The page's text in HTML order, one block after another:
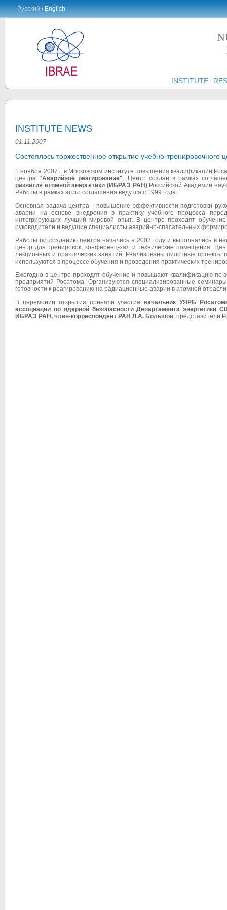
Русский/ English
INSTITUTE
INSTITUTE NEWS
01.11.2007
Состоялось торжественное открытие учебно-тренировочного
1 ноября 2007 г. в Московском институте повышения квалификации
центра "Аварийное реагирование". Центр создан в рамках
развития атомной энергетики (ИБРАЭ РАН)Российской Академии
Работы в рамках этого соглашения ведутся с 1999 года.
Основная задача центра - повышение эффективности подготовки
аварии на основе внедрения в практику учебного процесса
интегрирующих лучший мировой опыт. В центре проходят
руководители и ведущие специалисты аварийно-спасательных
Работы по созданию центра начались в 2003 году и выполнялись в
центр для тренировок, конференц-зал и технические помещения.
лекционных и практических занятий. Реализованы пилотные
используются в процессе обучения и проведения практических
Ежегодно в центре проходят обучение и повышают квалификацию по
предприятий Росатома. Организуются специализированные
готовности к реагированию на радиационные аварии в атомной
В церемонии открытия приняли участие начальник УЯРБ
ассоциации по ядерной безопасности Департамента
ИБРАЭ РАН, член-корреспондент РАН Л.А. Большов, представители